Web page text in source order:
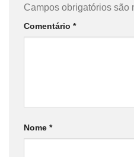
Campos obrigatórios são
Comentário *
Nome *